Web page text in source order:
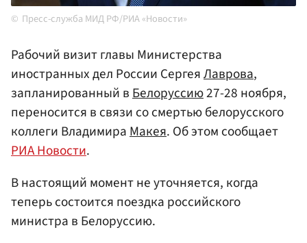
Пресс-служба МИД РФ/РИА «Новости»
Рабочий визит главы Министерства
иностранных дел России СергеяЛаврова,
запланированный вБелоруссию27-28 ноября,
переносится в связи со смертью белорусского
коллеги ВладимираМакея. Об этом сообщает
РИА Новости.
В настоящий момент не уточняется, когда
теперь состоится поездка российского
министра в Белоруссию.